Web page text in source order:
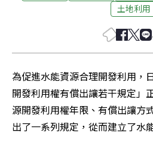
土地利用
為促進水能資源合理開發利用，
開發利用權有償出讓若干規定」
源開發利用權年限、有償出讓方
出了一系列規定，從而建立了水